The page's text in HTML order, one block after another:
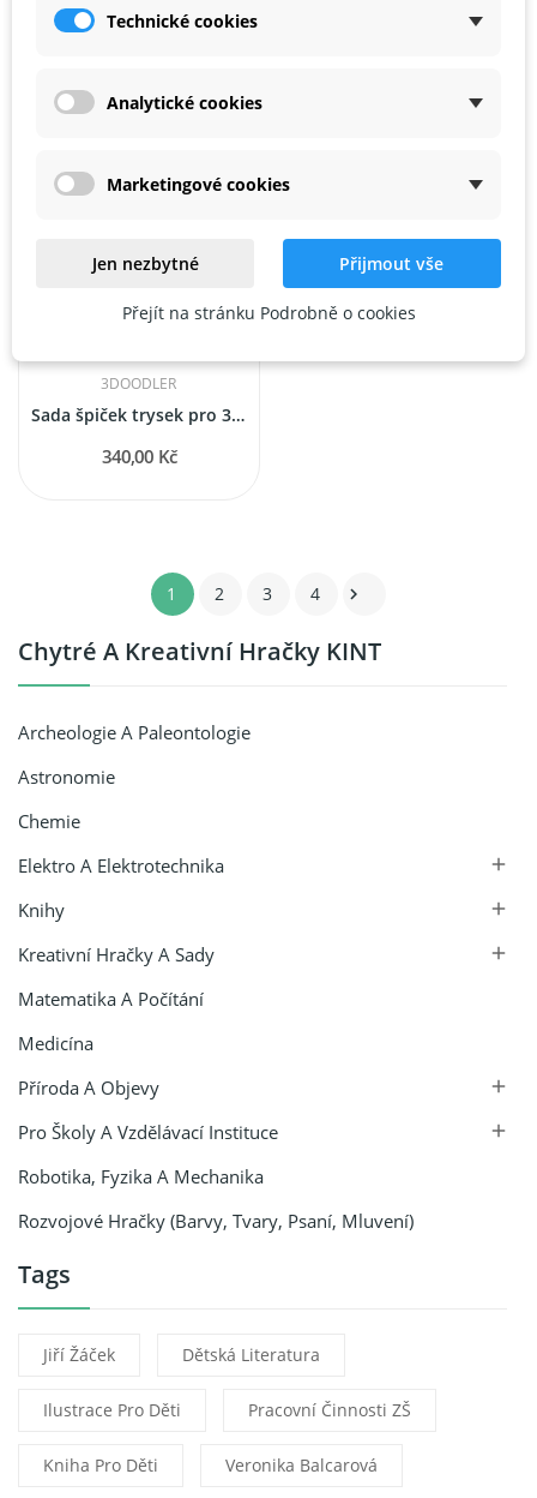
Chytré A Kreativní Hračky KINT
Archeologie A Paleontologie
Astronomie
Chemie
Elektro A Elektrotechnika

Knihy 
Kreativní Hračky A Sady 
Matematika A Počítání
Medicína
Příroda A Objevy

Pro Školy A Vzdělávací Instituce 
Robotika, Fyzika A Mechanika
Rozvojové Hračky (barvy, Tvary, Psaní, Mluvení)
Tags
Jiří Žáček Dětská Literatura
Ilustrace Pro Děti Pracovní Činnosti ZŠ
Kniha Pro Děti Veronika Balcarová
3DOODLER
Sada špiček trysek pro 3Doodler Create+ a Pro+
340,00 Kč
1 2 3 4 
Technické cookies
Analytické cookies
Marketingové cookies
Jen nezbytné Přijmout vše
Přejít na stránku Podrobně o cookies